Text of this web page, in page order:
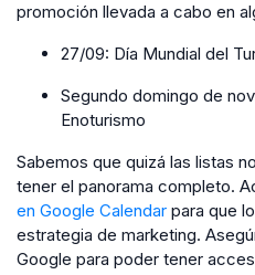
promoción llevada a cabo en
27/09: Día Mundial del
Segundo domingo de
Enoturismo
Sabemos que quizá las listas
tener el panorama completo.
en Google Calendar para que
estrategia de marketing.
Google para poder tener